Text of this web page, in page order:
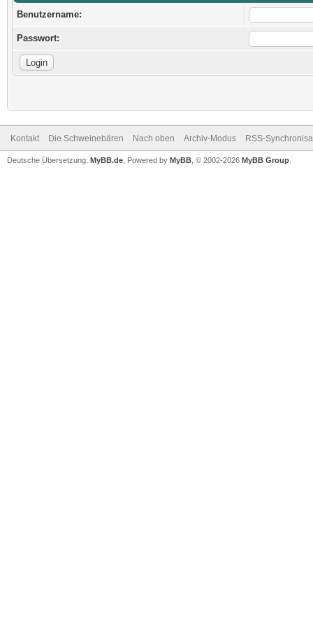
Benutzername:
Passwort:
Kontakt Die Schweinebären Nach oben Archiv-Modus RSS-
Deutsche Übersetzung: MyBB.de , Powered by MyBB , © 2002-2026 MyBB Group